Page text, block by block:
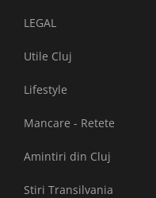
LEGAL
Utile Cluj
Lifestyle
Mancare - Retete
Amintiri din Cluj
Stiri Transilvania